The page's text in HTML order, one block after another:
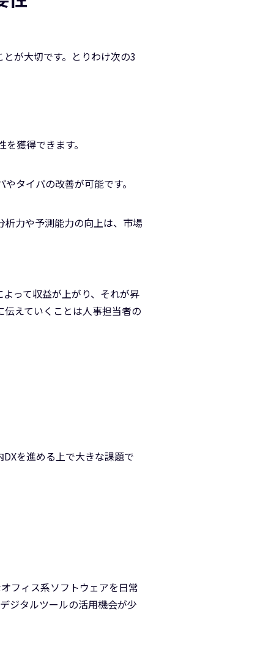
が大切です。とりわけ次の3
獲得できます。
タイパの改善が可能です。
析力や予測能力の向上は、市場
って収益が上がり、それが昇
えていくことは人事担当者の
を進める上で大きな課題で
フィス系ソフトウェアを日常
ジタルツールの活用機会が少